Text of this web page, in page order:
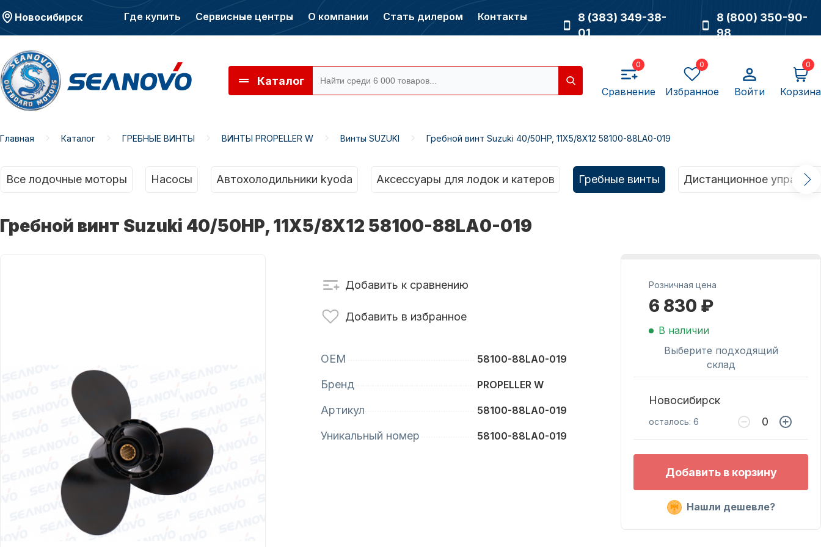
Новосибирск Где купить Сервисные центры О компании Стать дилером Контакты
8 (383) 349-38-
01
8 (800) 350-90-
98
Каталог
0
Сравнение
0
Избранное Войти
0
Корзина
Запчасти для ПЛМ
Масла для лодочных
моторов
Автохолодильник
KYODA
для лодочных
моторов
Главная Каталог ГРЕБНЫЕ ВИНТЫ ВИНТЫ PROPELLER W Винты SUZUKI Гребной винт Suzuki 40/50HP, 11X5/8X12 58100-88LA0-019
Все лодочные моторы Насосы Автохолодильники kyoda Аксессуары для лодок и катеров Гребные винты Дистанционное
Гребной винт Suzuki 40/50HP, 11X5/8X12 58100-88LA0-019
Добавить к сравнению
Добавить в избранное
OEM 58100-88LA0-019
Бренд PROPELLER W
Артикул 58100-88LA0-019
Уникальный номер 58100-88LA0-019
Розничная цена
6 830 ₽
В наличии
Выберите подходящий
склад
Новосибирск
осталось: 6
Добавить в корзину
Нашли дешевле?